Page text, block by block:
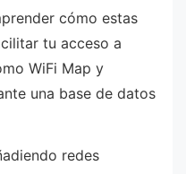
cómo estas
tu acceso a
WiFi Map y
una base de datos
redes